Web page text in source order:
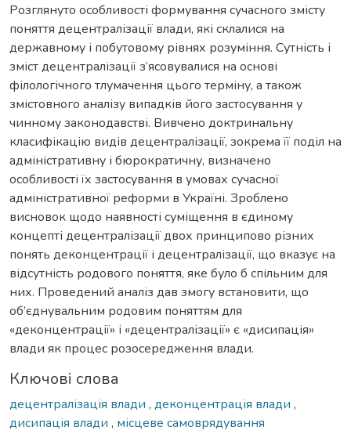
Розглянуто особливості формування сучасного змісту
поняття децентралізації влади, які склалися на
державному і побутовому рівнях розуміння. Сутність і
зміст децентралізації з’ясовувалися на основі
філологічного тлумачення цього терміну, а також
змістовного аналізу випадків його застосування у
чинному законодавстві. Вивчено доктринальну
класифікацію видів децентралізації, зокрема її поділ на
адміністративну і бюрократичну, визначено
особливості їх застосування в умовах сучасної
адміністративної реформи в Україні. Зроблено
висновок щодо наявності суміщення в єдиному
концепті децентралізації двох принципово різних
понять деконцентрації і децентралізації, що вказує на
відсутність родового поняття, яке було б спільним для
них. Проведений аналіз дав змогу встановити, що
об’єднувальним родовим поняттям для
«деконцентрації» і «децентралізації» є «дисипація»
влади як процес розосередження влади.
Ключові слова
децентралізація влади , деконцентрація влади ,
дисипація влади , місцеве самоврядування